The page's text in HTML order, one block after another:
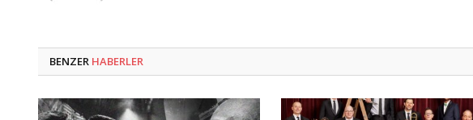
BENZER HABERLER